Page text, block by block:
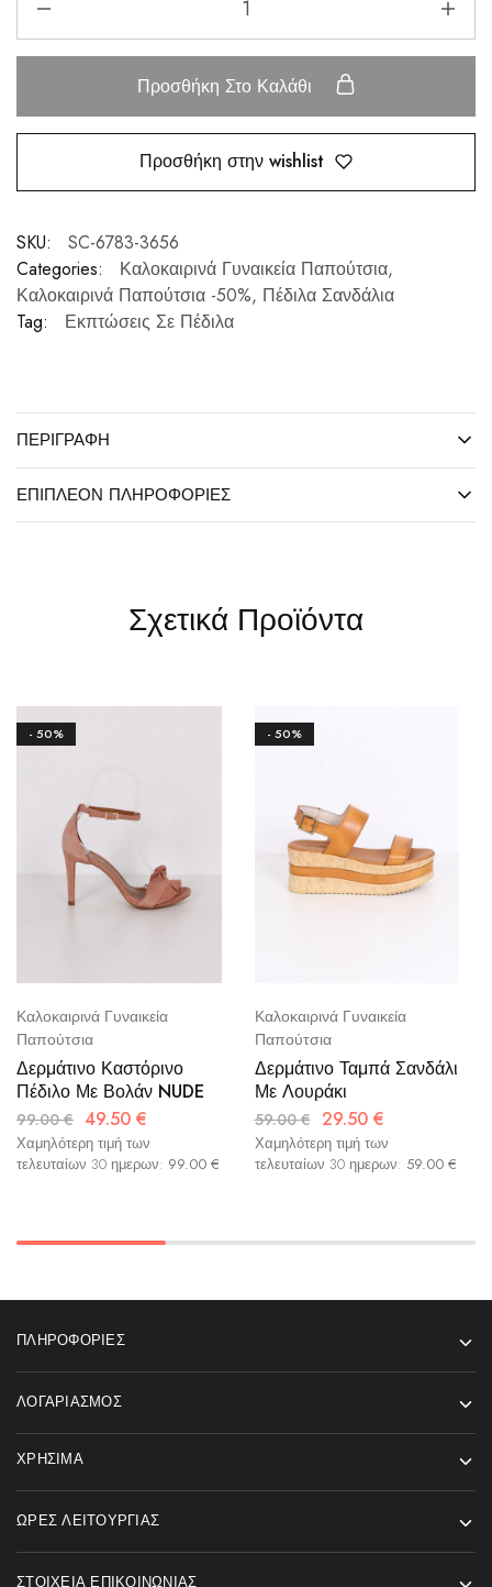
Προσθήκη Στο Καλάθι
Προσθήκη στην wishlist
SKU:
SC-6783-3656
Categories:
Καλοκαιρινά Γυναικεία Παπούτσια,
Καλοκαιρινά Παπούτσια -50%, Πέδιλα Σανδάλια
Tag:
Εκπτώσεις Σε Πέδιλα
ΠΕΡΙΓΡΑΦΉ
ΕΠΙΠΛΈΟΝ ΠΛΗΡΟΦΟΡΊΕΣ
Σχετικά Προϊόντα
- 50%
Καλοκαιρινά Γυναικεία
Παπούτσια
Δερμάτινο Καστόρινο
Πέδιλο Με Βολάν NUDE
99.00€ 49.50 €
Χαμηλότερη τιμή των
τελευταίων 30 ημερων: 99.00 €
- 50%
Καλοκαιρινά Γυναικεία
Παπούτσια
Δερμάτινο Ταμπά Σανδάλι
Με Λουράκι
59.00€ 29.50 €
Χαμηλότερη τιμή των
τελευταίων 30 ημερων: 59.00 €
ΠΛΗΡΟΦΟΡΊΕΣ
ΛΟΓΑΡΙΑΣΜΌΣ
ΧΡΉΣΙΜΑ
ΏΡΕΣ ΛΕΙΤΟΥΡΓΊΑΣ
ΣΤΟΙΧΕΊΑ ΕΠΙΚΟΙΝΩΝΊΑΣ